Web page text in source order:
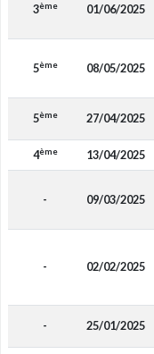
3ème 01/06/2025
5ème 08/05/2025
5ème 27/04/2025
4ème 13/04/2025
- 09/03/2025
- 02/02/2025
- 25/01/2025